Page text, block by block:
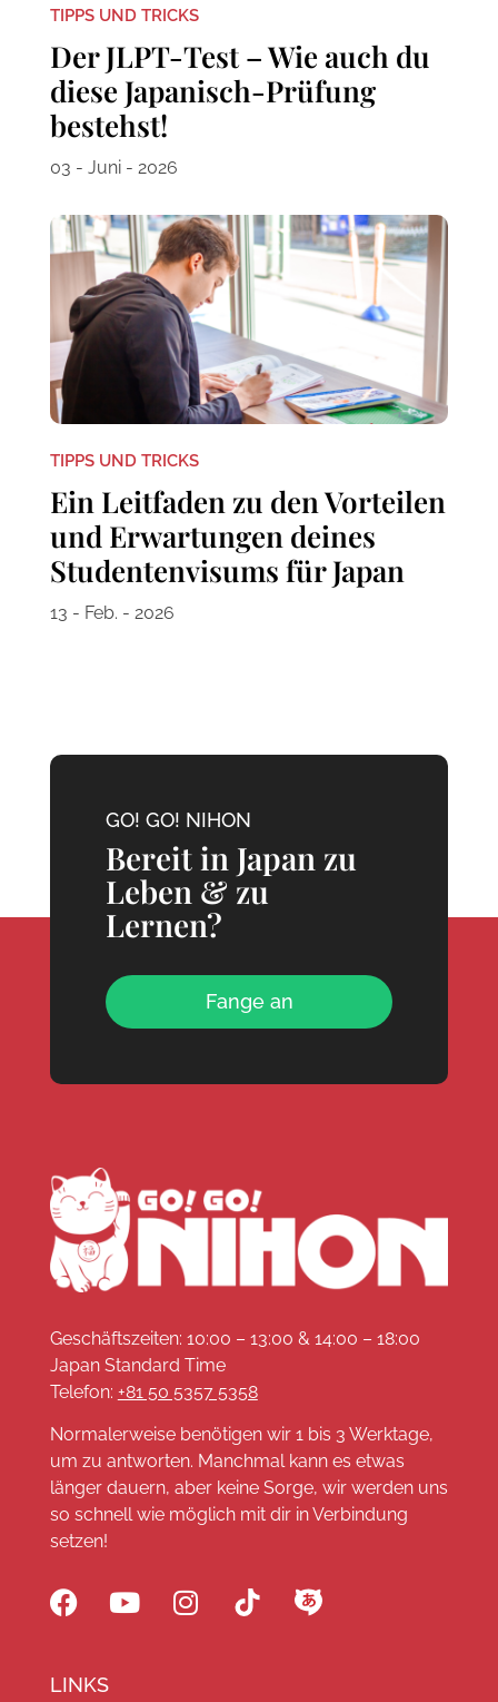
TIPPS UND TRICKS
Der JLPT-Test – Wie auch du
diese Japanisch-Prüfung
bestehst!
03 - Juni - 2026
TIPPS UND TRICKS
Ein Leitfaden zu den Vorteilen
und Erwartungen deines
Studentenvisums für Japan
13 - Feb. - 2026
GO! GO! NIHON
Bereit in Japan zu
Leben & zu
Lernen?
Fange an
Geschäftszeiten: 10:00 – 13:00 & 14:00 – 18:00
Japan Standard Time
Telefon: +81 50 5357 5358
Normalerweise benötigen wir 1 bis 3 Werktage,
um zu antworten. Manchmal kann es etwas
länger dauern, aber keine Sorge, wir werden uns
so schnell wie möglich mit dir in Verbindung
setzen!
LINKS